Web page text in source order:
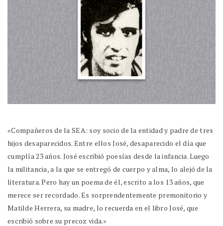
«Compañeros de la SEA: soy socio de la entidad y padre de tres
hijos desaparecidos. Entre ellos José, desaparecido el día que
cumplía 23 años. José escribió poesías desde la infancia. Luego
la militancia, a la que se entregó de cuerpo y alma, lo alejó de la
literatura. Pero hay un poema de él, escrito a los 13 años, que
merece ser recordado. Es sorprendentemente premonitorio y
Matilde Herrera, su madre, lo recuerda en el libro José, que
escribió sobre su precoz vida.»